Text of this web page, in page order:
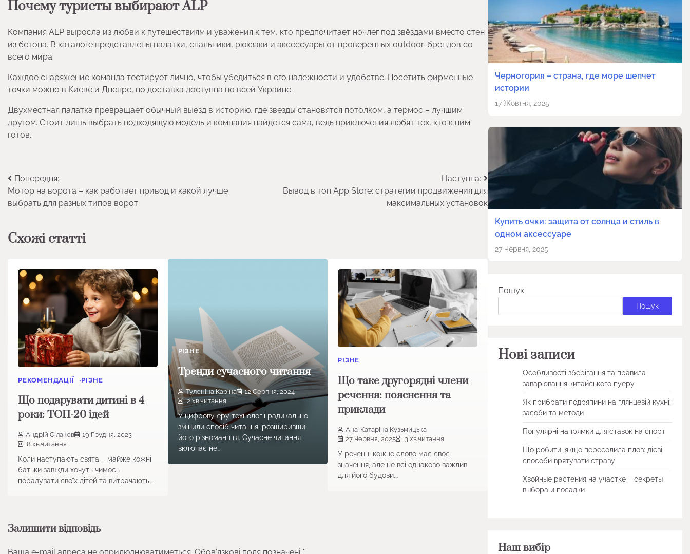
Почему туристы выбирают ALP
Компания ALP выросла из любви к путешествиям и уважения к тем, кто предпочитает ночлег под звёздами вместо стен
из бетона. В каталоге представлены палатки, спальники, рюкзаки и аксессуары от проверенных outdoor-брендов со
всего мира.
Каждое снаряжение команда тестирует лично, чтобы убедиться в его надежности и удобстве. Посетить фирменные
точки можно в Киеве и Днепре, но доставка доступна по всей Украине.
Двухместная палатка превращает обычный выезд в историю, где звезды становятся потолком, а термос – лучшим
другом. Стоит лишь выбрать подходящую модель и компания найдется сама, ведь приключения любят тех, кто к ним
готов.
Навігація
записів
Попередня:
Мотор на ворота – как работает привод и какой лучше
выбрать для разных типов ворот
Наступна:
Вывод в топ App Store: стратегии продвижения для
максимальных установок
Схожі статті
РЕКОМЕНДАЦІЇ РІЗНЕ
Що подарувати дитині в 4
роки: ТОП-20 ідей
Андрій Сілаков
19 Грудня, 2023
8 хв.читання
Коли наступають свята – майже кожні
батьки завжди хочуть чимось
порадувати своїх дітей та витрачають…
РІЗНЕ
Тренди сучасного читання
Туленіна Каріна
12 Серпня, 2024
2 хв.читання
У цифрову еру технології радикально
змінили спосіб читання, розширивши
його різноманіття. Сучасне читання
включає не…
РІЗНЕ
Що таке другорядні члени
речення: пояснення та
приклади
Ана-Катаріна Кузьмицька
27 Червня, 2025
3 хв.читання
У реченні кожне слово має своє
значення, але не всі однаково важливі
для його будови.…
Залишити відповідь
Черногория – страна, где море шепчет
истории
17 Жовтня, 2025
Купить очки: защита от солнца и стиль в
одном аксессуаре
27 Червня, 2025
Пошук
Пошук
Нові записи
Особливості зберігання та правила
заварювання китайського пуеру
Як прибрати подряпини на глянцевій кухні:
засоби та методи
Популярні напрямки для ставок на спорт
Що робити, якщо пересолила плов: дієві
способи врятувати страву
Хвойные растения на участке – секреты
выбора и посадки
Наш вибір